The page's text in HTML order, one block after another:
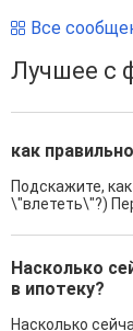
Все
Лучшее с
как
Подскажите,
\"влететь\"?)
Насколько
в ипотеку?
Насколько